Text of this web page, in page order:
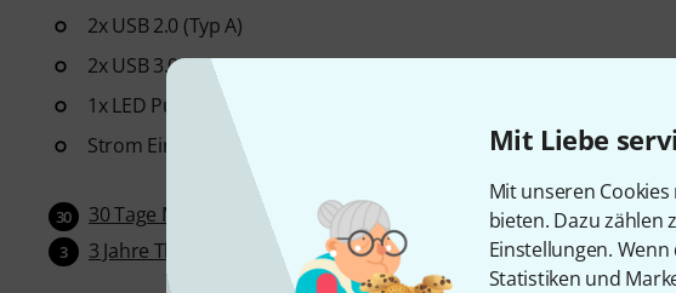
Mit Liebe
Mit unseren
bieten. Dazu zählen
Einstellungen.
Statistiken und
2x USB 2.0 (Typ A)
2x USB 3.0 (Typ A)
1x LED Pultleuchte (4pin XLR weiblich)
Strom Eingang: IEC
30 30 Tage Money-Back-Garantie
3 3 Jahre Thomann Garantie